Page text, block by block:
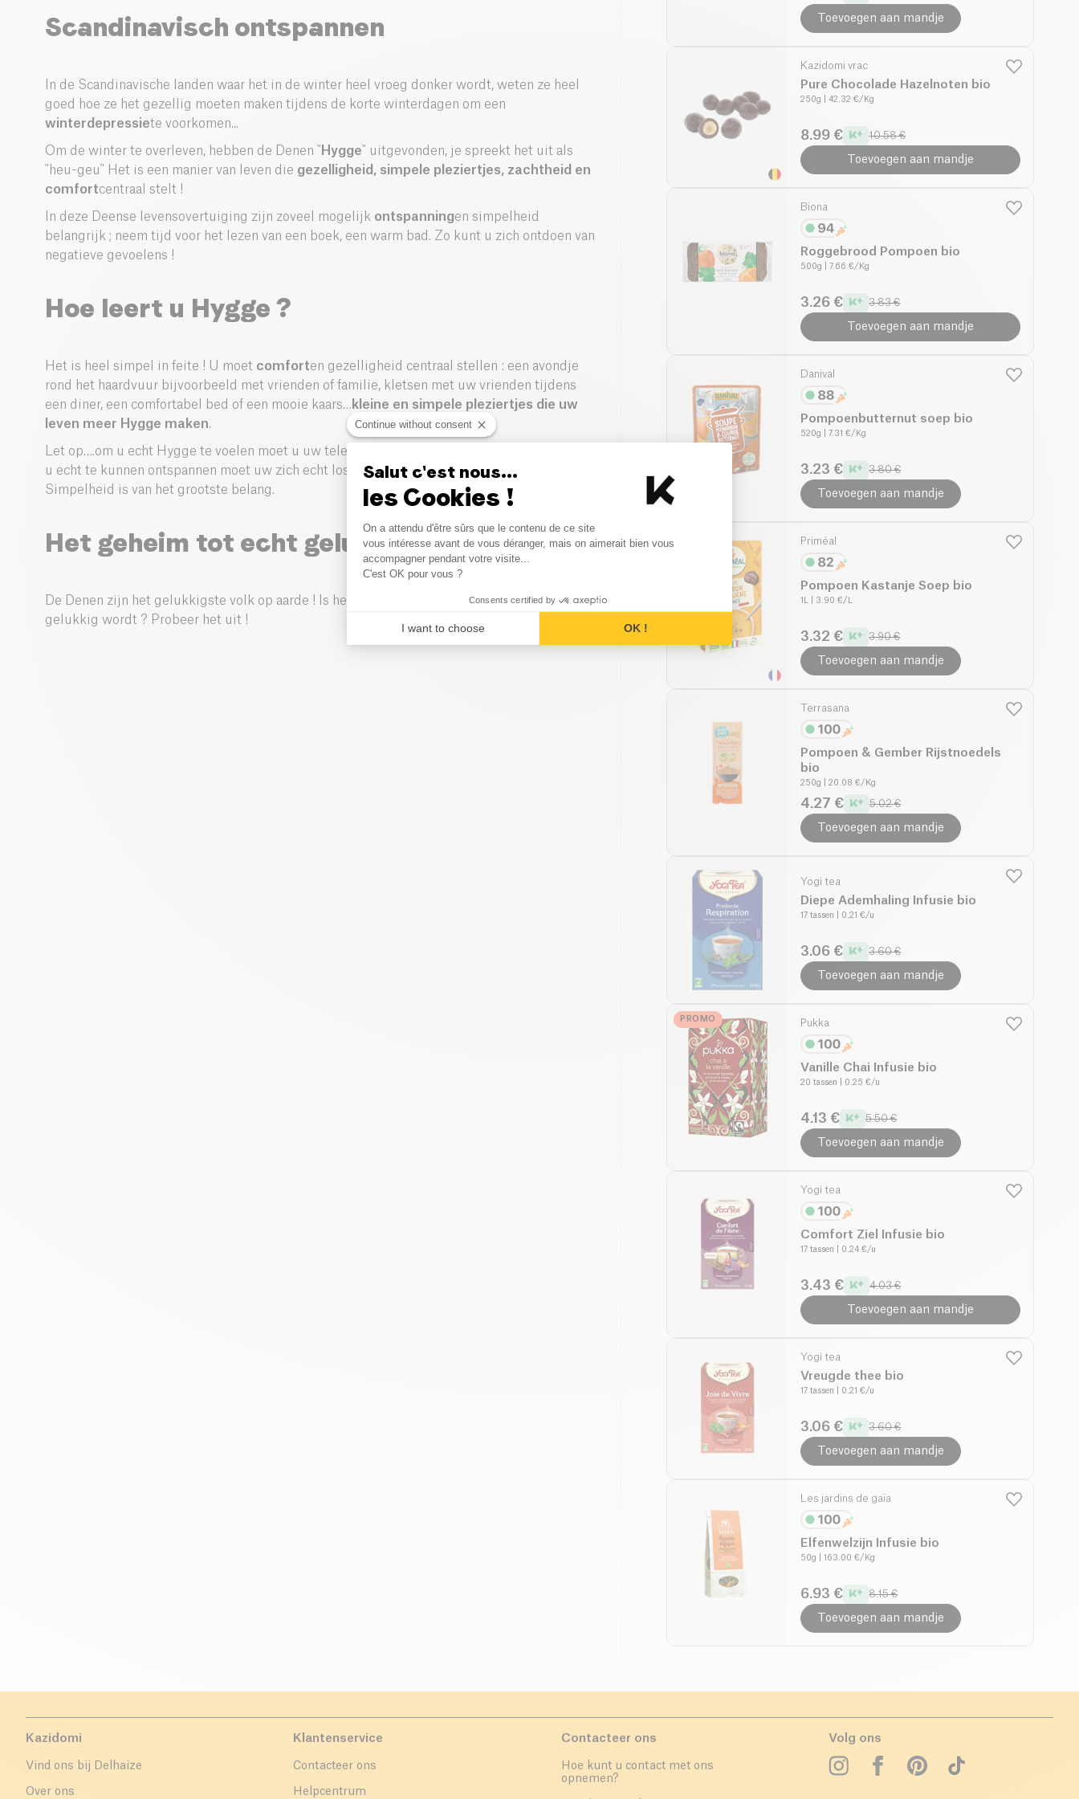
Scandinavisch ontspannen
In de Scandinavische landen waar het in de winter heel vroeg donker wordt, weten ze heel
goed hoe ze het gezellig moeten maken tijdens de korte winterdagen om een
winterdepressiete voorkomen...
Om de winter te overleven, hebben de Denen " Hygge" uitgevonden, je spreekt het uit als
"heu-geu" Het is een manier van leven die gezelligheid, simpele pleziertjes, zachtheid en
comfortcentraal stelt !
In deze Deense levensovertuiging zijn zoveel mogelijk ontspanningen simpelheid
belangrijk ; neem tijd voor het lezen van een boek, een warm bad. Zo kunt u zich ontdoen van
negatieve gevoelens !
Hoe leert u Hygge ?
Het is heel simpel in feite ! U moet comforten gezelligheid centraal stellen : een avondje
rond het haardvuur bijvoorbeeld met vrienden of familie, kletsen met uw vrienden tijdens
een diner, een comfortabel bed of een mooie kaars… kleine en simpele pleziertjes die uw
leven meer Hygge maken.
Let op….om u echt Hygge te voelen moet u uw telefoon en computer even opzij zetten ! Om
u echt te kunnen ontspannen moet uw zich echt losmaken van alle moderne technologie.
Simpelheid is van het grootste belang.
Het geheim tot echt geluk ?
De Denen zijn het gelukkigste volk op aarde ! Is het toeval of hebben ze echt ontdekt hoe je
gelukkig wordt ? Probeer het uit !
Toevoegen aan mandje
Kazidomi vrac
Pure Chocolade Hazelnoten bio
250g | 42.32 €/Kg
8.99 € 10.58 €
Toevoegen aan mandje
Biona
Roggebrood Pompoen bio
500g | 7.66 €/Kg
3.26 € 3.83 €
Toevoegen aan mandje
Danival
Pompoenbutternut soep bio
520g | 7.31 €/Kg
3.23 € 3.80 €
Toevoegen aan mandje
Priméal
Pompoen Kastanje Soep bio
1L | 3.90 €/L
3.32 € 3.90 €
Toevoegen aan mandje
Terrasana
Pompoen & Gember Rijstnoedels
bio
250g | 20.08 €/Kg
4.27 € 5.02 €
Toevoegen aan mandje
Yogi tea
Diepe Ademhaling Infusie bio
17 tassen | 0.21 €/u
3.06 € 3.60 €
Toevoegen aan mandje
PROMO Pukka
Vanille Chai Infusie bio
20 tassen | 0.25 €/u
4.13 € 5.50 €
Toevoegen aan mandje
Yogi tea
Comfort Ziel Infusie bio
17 tassen | 0.24 €/u
3.43 € 4.03 €
Toevoegen aan mandje
Yogi tea
Vreugde thee bio
17 tassen | 0.21 €/u
3.06 € 3.60 €
Toevoegen aan mandje
Les jardins de gaïa
Elfenwelzijn Infusie bio
50g | 163.00 €/Kg
6.93 € 8.15 €
Toevoegen aan mandje
Kazidomi
Vind ons bij Delhaize
Over ons
Klantenservice
Contacteer ons
Helpcentrum
Contacteer ons
Hoe kunt u contact met ons
opnemen?
Volg ons
Continue without consent
Salut c'est nous...
les Cookies !
Consent Management Platform: Personalize Your Options
On a attendu d'être sûrs que le contenu de ce site
vous intéresse avant de vous déranger, mais on aimerait bien vous
accompagner pendant votre visite...
C'est OK pour vous ?
Consents certified by
I want to choose OK !
Axeptio consent